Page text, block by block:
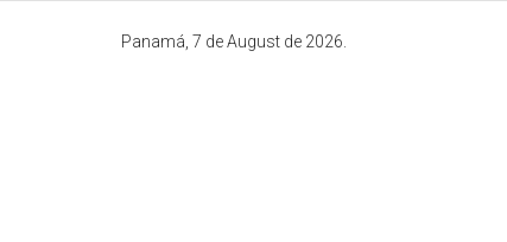
Panamá, 7 de August de 2026.